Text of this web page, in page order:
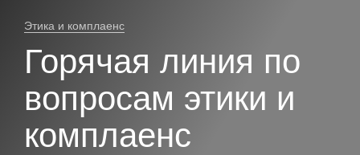
Этика и комплаенс
Горячая линия по
вопросам этики и
комплаенс